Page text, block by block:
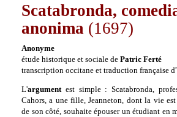
Scatabronda,
anonima (1697)
Anonyme
étude historique et sociale de Patric Ferté
transcription occitane et traduction française d'
L'argumentest simple : Scatabronda,
Cahors, a une fille, Jeanneton, dont la vie
de son côté, souhaite épouser un étudiant en